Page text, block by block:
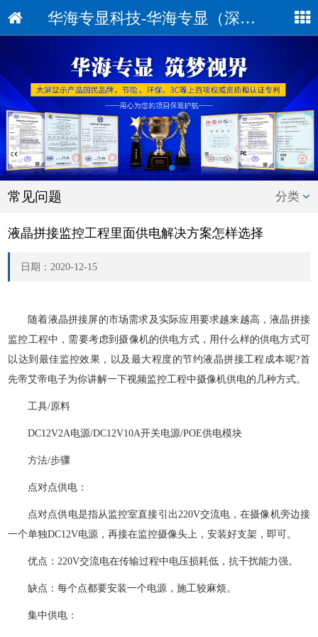
华海专显科技-华海专显（深圳）科技有限公司
常见问题 分类
液晶拼接监控工程里面供电解决方案怎样选择
日期：2020-12-15
随着液晶拼接屏的市场需求及实际应用要求越来越高，液晶拼接
监控工程中，需要考虑到摄像机的供电方式，用什么样的供电方式可
以达到最佳监控效果，以及最大程度的节约液晶拼接工程成本呢?首
先帝艾帝电子为你讲解一下视频监控工程中摄像机供电的几种方式。
工具/原料
DC12V2A电源/DC12V10A开关电源/POE供电模块
方法/步骤
点对点供电：
点对点供电是指从监控室直接引出220V交流电，在摄像机旁边接
一个单独DC12V电源，再接在监控摄像头上，安装好支架，即可。
优点：220V交流电在传输过程中电压损耗低，抗干扰能力强。
缺点：每个点都要安装一个电源，施工较麻烦。
集中供电：